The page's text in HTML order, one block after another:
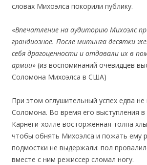
словах Михоэлса покорили публику.
«Впечатление на аудиторию Михоэлс
грандиозное. После митинга десятки
себя драгоценности и отдавали их в
армии» (из воспоминаний очевидцев
Соломона Михоэлса в США)
При этом оглушительный успех едва не
Соломона. Во время его выступления
Карнеги-холле восторженная толпа
чтобы обнять Михоэлса и пожать ему
подмостки не выдержали: пол
вместе с ним режиссер сломал ногу.